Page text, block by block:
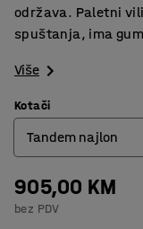
održava. Paletni
spuštanja, ima
Više
Kotači
Tandem najlon
Jednostruki najlon
Tandem najlon
905,00 KM
bez PDV